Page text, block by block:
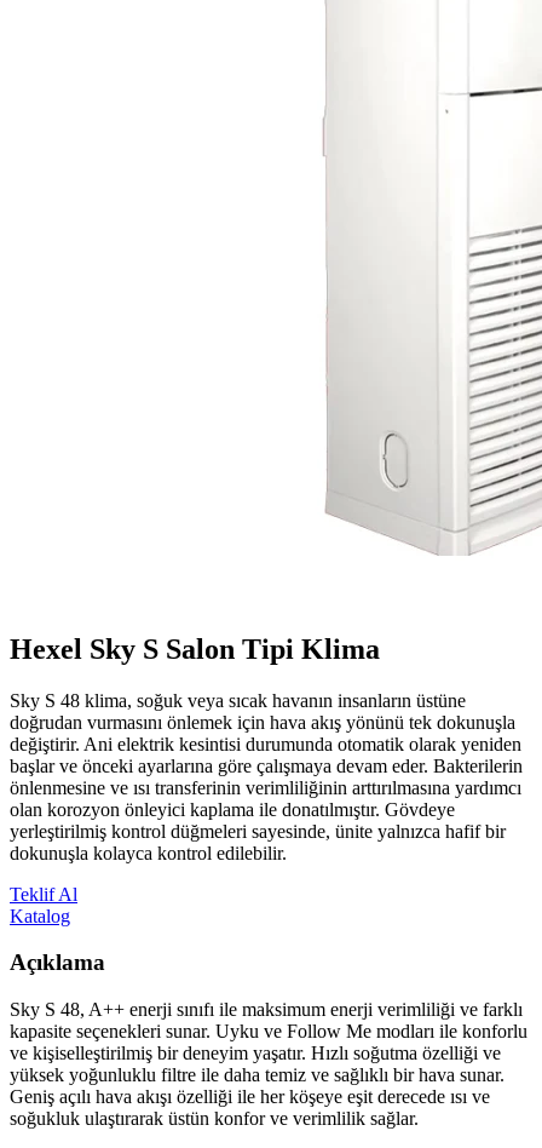
Hexel Sky S Salon Tipi Klima
Sky S 48 klima, soğuk veya sıcak havanın insanların üstüne
doğrudan vurmasını önlemek için hava akış yönünü tek dokunuşla
değiştirir. Ani elektrik kesintisi durumunda otomatik olarak yeniden
başlar ve önceki ayarlarına göre çalışmaya devam eder. Bakterilerin
önlenmesine ve ısı transferinin verimliliğinin arttırılmasına yardımcı
olan korozyon önleyici kaplama ile donatılmıştır. Gövdeye
yerleştirilmiş kontrol düğmeleri sayesinde, ünite yalnızca hafif bir
dokunuşla kolayca kontrol edilebilir.
Teklif Al
Katalog
Açıklama
Sky S 48, A++ enerji sınıfı ile maksimum enerji verimliliği ve farklı
kapasite seçenekleri sunar. Uyku ve Follow Me modları ile konforlu
ve kişiselleştirilmiş bir deneyim yaşatır. Hızlı soğutma özelliği ve
yüksek yoğunluklu filtre ile daha temiz ve sağlıklı bir hava sunar.
Geniş açılı hava akışı özelliği ile her köşeye eşit derecede ısı ve
soğukluk ulaştırarak üstün konfor ve verimlilik sağlar.